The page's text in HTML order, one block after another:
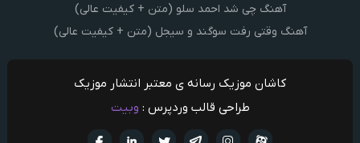
آهنگ چی شد احمد سلو (متن + کیفیت عالی)
آهنگ وقتی رفت سوگند و سیجل (متن + کیفیت عالی)
کاشان موزیک رسانه ی معتبر انتشار موزیک
طراحی قالب وردپرس : وبیت